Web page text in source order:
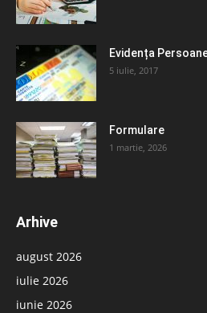
Evidența
5 iulie, 2017
Formulare
1 martie, 2026
Arhive
august 2026
iulie 2026
iunie 2026